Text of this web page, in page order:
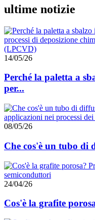
ultime notizie
14/05/26
Perché la paletta a
per...
08/05/26
Che cos'è un tubo di
24/04/26
Cos'è la grafite